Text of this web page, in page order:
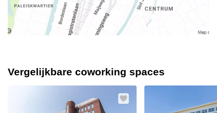
Vergelijkbare coworking spaces